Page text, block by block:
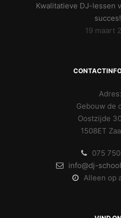
Kwalitatieve DJ-lessen
succes!
19 maart
Adres:
Gebouw de
Oostzijde
1508ET
075
info@dj-
Alleen op